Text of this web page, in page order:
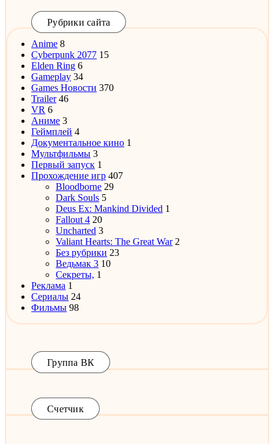
Рубрики сайта
Anime 8
Cyberpunk 2077 15
Elden Ring 6
Gameplay 34
Games Новости 370
Trailer 46
VR 6
Аниме 3
Геймплей 4
Документальное кино 1
Мультфильмы 3
Первый запуск 1
Прохождение игр 407
Bloodborne 29
Dark Souls 5
Deus Ex: Mankind Divided 1
Fallout 4 20
Uncharted 3
Valiant Hearts: The Great War 2
Без рубрики 23
Ведьмак 3 10
Секреты, 1
Реклама 1
Сериалы 24
Фильмы 98
Группа ВК
Счетчик